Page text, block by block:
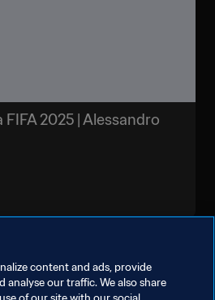
FIFA 2025 | Alessandro
content and ads, provide
analyse our traffic. We also share